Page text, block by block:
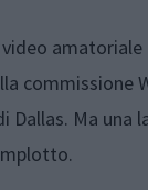
commissione
Ma una